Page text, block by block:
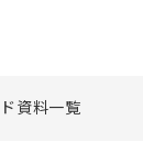
資料一覧